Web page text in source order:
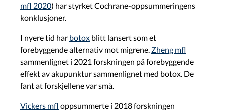
mfl 2020) har styrket Cochrane-oppsummeringens
konklusjoner.
I nyere tid har botox blitt lansert som et
forebyggende alternativ mot migrene. Zheng mfl
sammenlignet i 2021 forskningen på forebyggende
effekt av akupunktur sammenlignet med botox. De
fant at forskjellene var små.
Vickers mfl oppsummerte i 2018 forskningen